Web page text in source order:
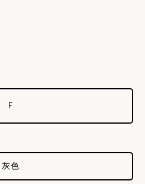
F
灰色